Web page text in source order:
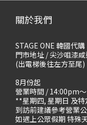
關於我們
STAGE ONE 韓國代購
門市地址 / 尖沙咀漆
(出電梯後往左方至尾)
8月份起
營業時間 / 14:00pm
**星期四, 星期日 及
到訪前建議參考營業
如遇上公眾假期 特殊